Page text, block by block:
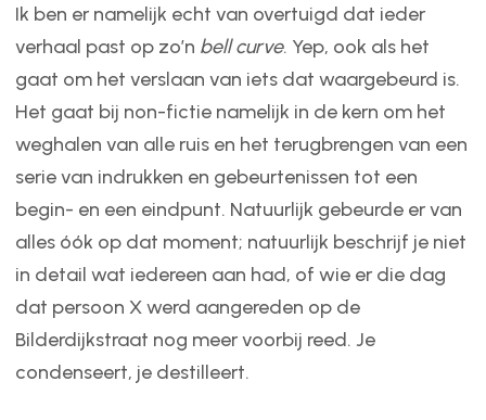
Ik ben er namelijk echt van overtuigd dat ieder
verhaal past op zo’n bell curve. Yep, ook als het
gaat om het verslaan van iets dat waargebeurd is.
Het gaat bij non-fictie namelijk in de kern om het
weghalen van alle ruis en het terugbrengen van een
serie van indrukken en gebeurtenissen tot een
begin- en een eindpunt. Natuurlijk gebeurde er van
alles óók op dat moment; natuurlijk beschrijf je niet
in detail wat iedereen aan had, of wie er die dag
dat persoon X werd aangereden op de
Bilderdijkstraat nog meer voorbij reed. Je
condenseert, je destilleert.